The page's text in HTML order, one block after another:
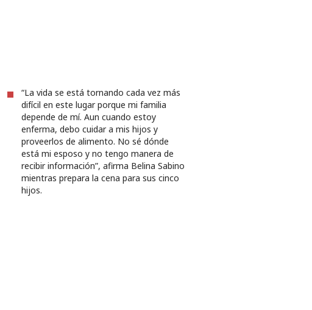
“La vida se está tornando cada vez más
difícil en este lugar porque mi familia
depende de mí. Aun cuando estoy
enferma, debo cuidar a mis hijos y
proveerlos de alimento. No sé dónde
está mi esposo y no tengo manera de
recibir información”, afirma Belina Sabino
mientras prepara la cena para sus cinco
hijos.